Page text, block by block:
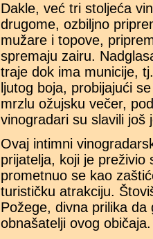
Dakle, već tri stoljeća
drugome, ozbiljno
mužare i topove,
spremaju zairu.
traje dok ima municije,
ljutog boja, probijajući
mrzlu ožujsku večer,
vinogradari su slavili još
Ovaj intimni
prijatelja, koji je preživio
prometnuo se kao
turističku atrakciju.
Požege, divna prilika
obnašatelji ovog običaja.